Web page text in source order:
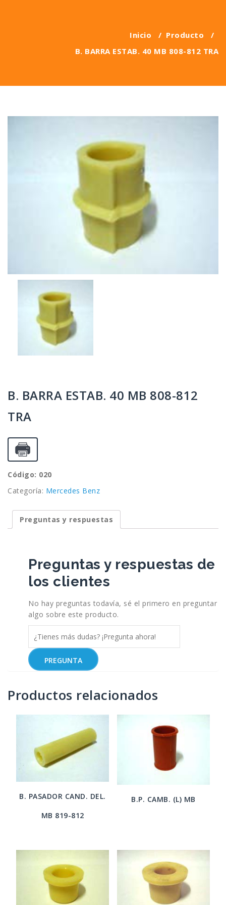
Inicio / Producto /
B. BARRA ESTAB. 40 MB 808-812 TRA
B. BARRA ESTAB. 40 MB 808-812
TRA
Código: 020
Categoría: Mercedes Benz
Preguntas y respuestas
Preguntas y respuestas de
los clientes
No hay preguntas todavía, sé el primero en preguntar
algo sobre este producto.
Productos relacionados
B. PASADOR CAND. DEL.
MB 819-812
B.P. CAMB. (L) MB